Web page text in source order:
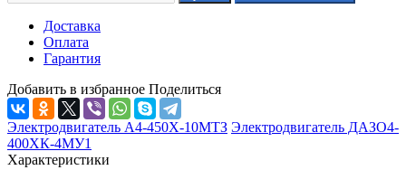
Доставка
Оплата
Гарантия
Добавить в избранное Поделиться
Электродвигатель А4-450Х-10МТЗ Электродвигатель ДАЗО4-
400ХК-4МУ1
Характеристики